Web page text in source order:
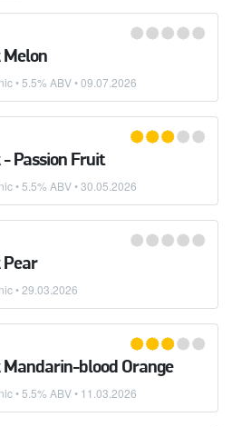
Melon
• 5.5% ABV •09.07.2026
- Passion Fruit
• 5.5% ABV •30.05.2026
Pear
•29.03.2026
Mandarin-blood Orange
• 5.5% ABV • 11.03.2026